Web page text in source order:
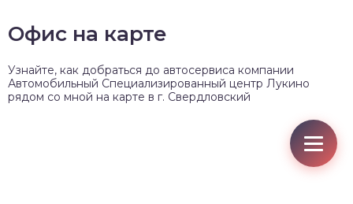
Офис на карте
Узнайте, как добраться до автосервиса компании
Автомобильный Специализированный центр Лукино
рядом со мной на карте в г. Свердловский